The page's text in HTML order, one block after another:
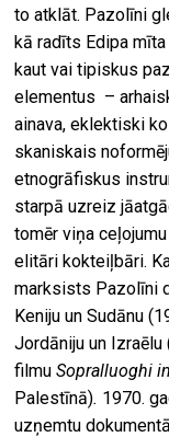
to atklāt. Pazolīni
kā radīts Edipa
kaut vai tipiskus
elementus –
ainava, eklektiski
skaniskais
etnogrāfiskus
starpā uzreiz
tomēr viņa
elitāri kokteiļbāri.
marksists Pazolīni
Keniju un Sudānu
Jordāniju un
filmuSopralluoghi
Palestīnā). 1970.
uzņemtu